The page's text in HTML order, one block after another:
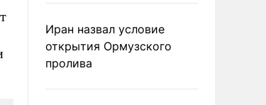
Иран назвал условие
открытия Ормузского
пролива